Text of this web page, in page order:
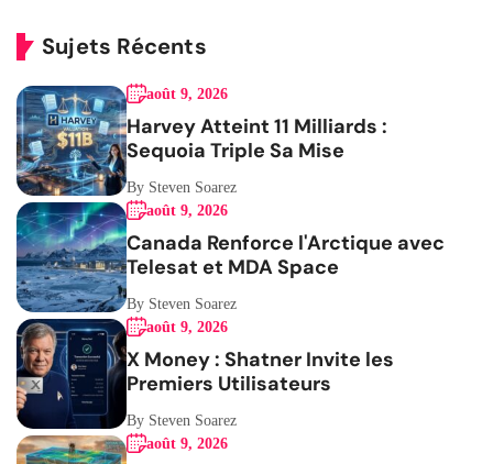
Sujets Récents
août 9, 2026
Harvey Atteint 11 Milliards :
Sequoia Triple Sa Mise
By Steven Soarez
août 9, 2026
Canada Renforce l'Arctique avec
Telesat et MDA Space
By Steven Soarez
août 9, 2026
X Money : Shatner Invite les
Premiers Utilisateurs
By Steven Soarez
août 9, 2026